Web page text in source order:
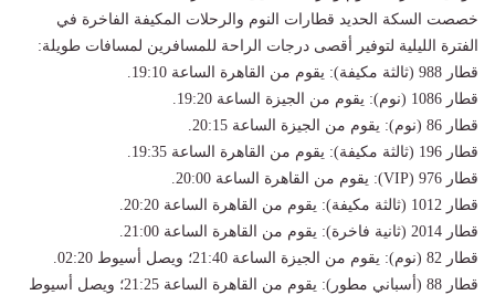
خصصت السكة الحديد قطارات النوم والرحلات المكيفة الفاخرة في
الفترة الليلية لتوفير أقصى درجات الراحة للمسافرين لمسافات طويلة:
قطار 988 (ثالثة مكيفة): يقوم من القاهرة الساعة 19:10.
قطار 1086 (نوم): يقوم من الجيزة الساعة 19:20.
قطار 86 (نوم): يقوم من الجيزة الساعة 20:15.
قطار 196 (ثالثة مكيفة): يقوم من القاهرة الساعة 19:35.
قطار 976 (VIP): يقوم من القاهرة الساعة 20:00.
قطار 1012 (ثالثة مكيفة): يقوم من القاهرة الساعة 20:20.
قطار 2014 (ثانية فاخرة): يقوم من القاهرة الساعة 21:00.
قطار 82 (نوم): يقوم من الجيزة الساعة 21:40؛ ويصل أسيوط 02:20.
قطار 88 (أسباني مطور): يقوم من القاهرة الساعة 21:25؛ ويصل أسيوط